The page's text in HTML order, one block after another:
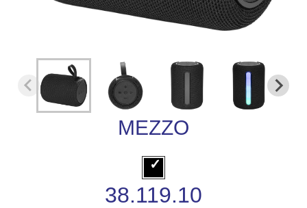
MEZZO
38.119.10